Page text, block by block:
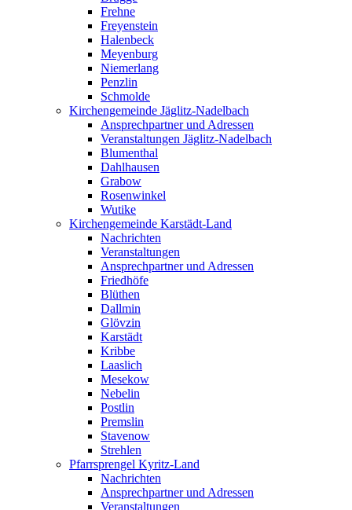
Frehne
Freyenstein
Halenbeck
Meyenburg
Niemerlang
Penzlin
Schmolde
Kirchengemeinde Jäglitz-Nadelbach
Ansprechpartner und Adressen
Veranstaltungen Jäglitz-Nadelbach
Blumenthal
Dahlhausen
Grabow
Rosenwinkel
Wutike
Kirchengemeinde Karstädt-Land
Nachrichten
Veranstaltungen
Ansprechpartner und Adressen
Friedhöfe
Blüthen
Dallmin
Glövzin
Karstädt
Kribbe
Laaslich
Mesekow
Nebelin
Postlin
Premslin
Stavenow
Strehlen
Pfarrsprengel Kyritz-Land
Nachrichten
Ansprechpartner und Adressen
Veranstaltungen